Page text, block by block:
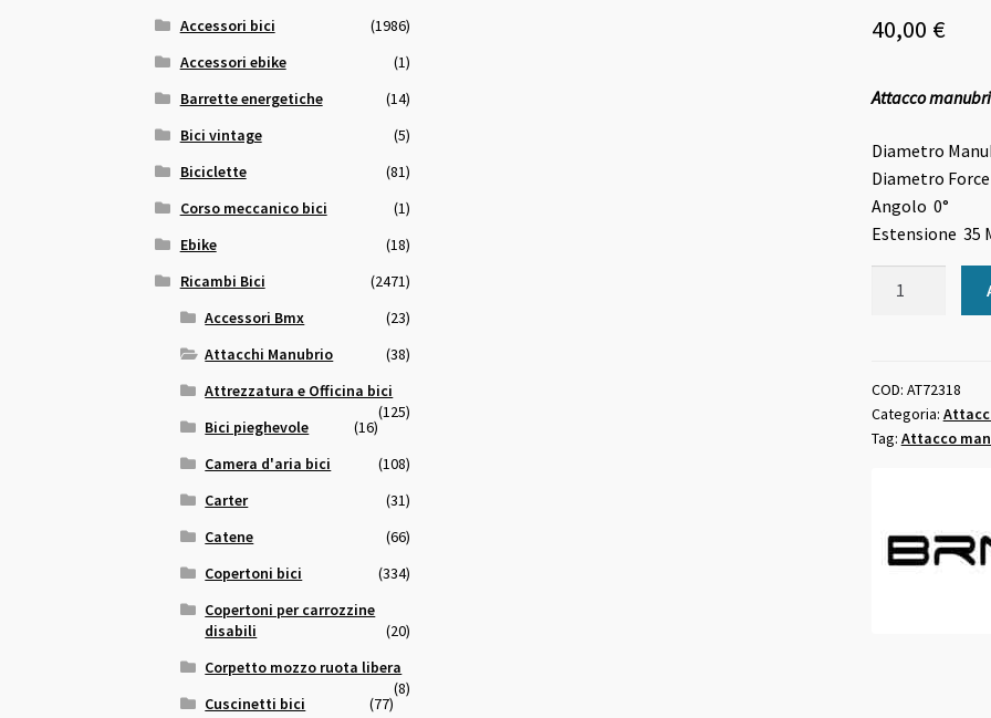
40,00 €
Attacco
Diametro
Diametro
Angolo 0°
Estensione 35
31.8mm
28.6mm
quantità
COD: AT72318
Categoria:
Tag: Attacco
Accessori bici
(1986)
Accessori ebike
(1)
Barrette energetiche
(14)
Bici vintage
(5)
Biciclette
(81)
Corso meccanico bici
(1)
Ebike
(18)
Ricambi Bici
(2471)
Accessori Bmx
(23)
Attacchi Manubrio
(38)
Attrezzatura e Officina bici
(125)
Bici pieghevole
(16)
Camera d'aria bici
(108)
Carter
(31)
Catene
(66)
Copertoni bici
(334)
Copertoni per carrozzine
disabili
(20)
Corpetto mozzo ruota libera
(8)
Cuscinetti bici
(77)